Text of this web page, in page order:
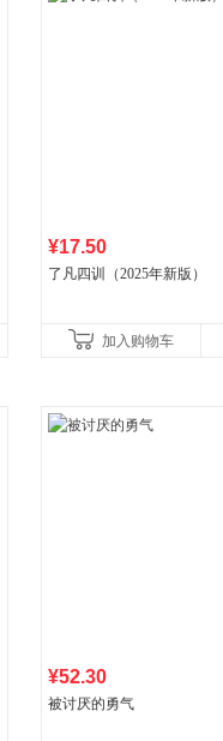
¥17.50
了凡四训（2025年新版）
加入购物车
¥52.30
被讨厌的勇气